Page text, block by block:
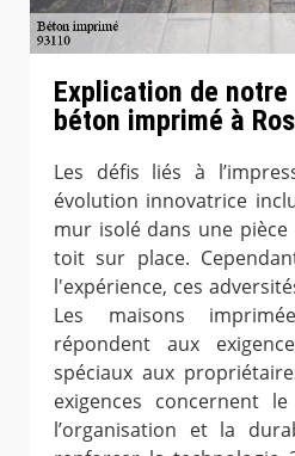
Explication de
béton imprimé à
Les défis liés à
évolution innovatrice
mur isolé dans une pièce
toit sur place.
l'expérience, ces
Les maisons
répondent aux
spéciaux aux
exigences concernent
l’organisation et la